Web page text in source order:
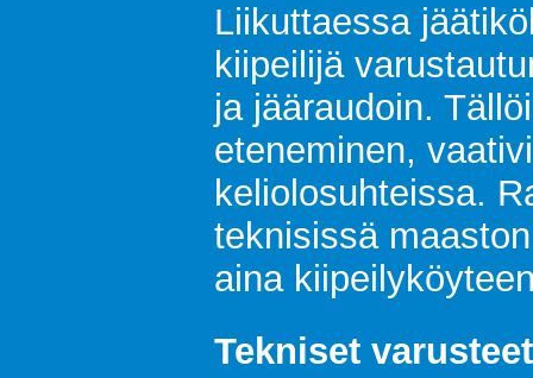
Liikuttaessa
kiipeilijä
ja jääraudoin.
eteneminen,
keliolosuhteissa.
teknisissä
aina
Tekniset varusteet